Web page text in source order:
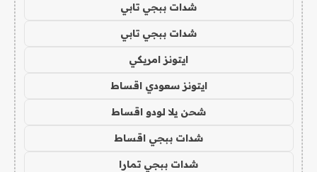
شدات ببجي تابي
شدات ببجي تابي
ايتونز امريكي
ايتونز سعودي اقساط
شحن يلا لودو اقساط
شدات ببجي اقساط
شدات ببجي تمارا